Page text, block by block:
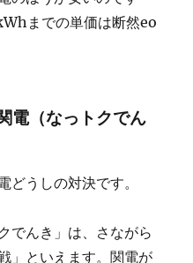
までの単価は断然eo
電（なっトクでん
どうしの対決です。
でんき」は、さながら
」といえます。関電が